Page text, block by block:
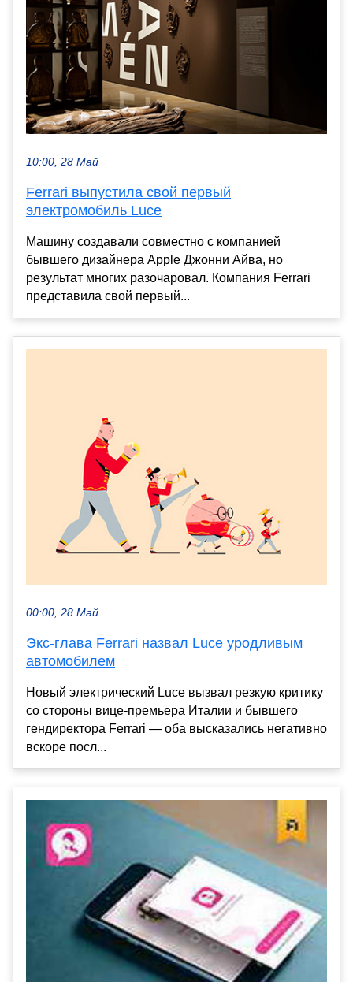
10:00, 28 Май
Ferrari выпустила свой первый
электромобиль Luce
Машину создавали совместно с компанией
бывшего дизайнера Apple Джонни Айва, но
результат многих разочаровал. Компания Ferrari
представила свой первый...
00:00, 28 Май
Экс‑глава Ferrari назвал Luce уродливым
автомобилем
Новый электрический Luce вызвал резкую критику
со стороны вице-премьера Италии и бывшего
гендиректора Ferrari — оба высказались негативно
вскоре посл...